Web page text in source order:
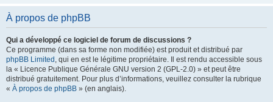
À propos de phpBB
Qui a développé ce logiciel de forum de discussions ?
Ce programme (dans sa forme non modifiée) est produit et distribué par
phpBB Limited , qui en est le légitime propriétaire. Il est rendu accessible sous
la « Licence Publique Générale GNU version 2 (GPL-2.0) » et peut être
distribué gratuitement. Pour plus d’informations, veuillez consulter la rubrique
« À propos de phpBB » (en anglais).